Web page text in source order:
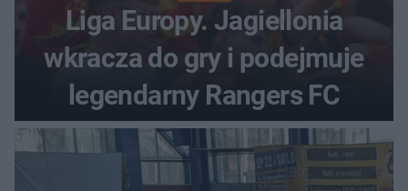
Liga Europy. Jagiellonia
wkracza do gry i podejmuje
legendarny Rangers FC